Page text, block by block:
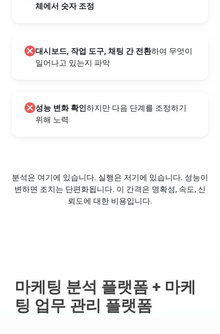
체에서 숫자 조정
대시보드, 작업 도구, 채팅 간 전환하여 무엇이
일어나고 있는지 파악
성능 변화 확인하지만 다음 단계를 조정하기
위해 노력
분석은 여기에 있습니다. 실행은 저기에 있습니다. 성능이
변하면 조치는 단편화됩니다. 이 간격은 명확성, 속도, 신
뢰도에 대한 비용입니다.
마케팅 분석 플랫폼 + 마케
팅 업무 관리 플랫폼